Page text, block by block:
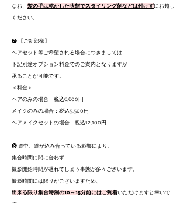
なお、 髪の毛は乾かした状態でスタイリング剤などは付けずにお越し
ください。
❷ 【ご新郎様】
ヘアセット等ご希望される場合につきましては
下記別途オプション料金でのご案内となりますが
承ることが可能です。
＜料金＞
ヘアのみの場合：税込6,600円
メイクのみの場合：税込5,500円
ヘアメイクセットの場合：税込12,100円
❸ 道中、道が込み合っている影響により、
集合時間に間に合わず
撮影開始時間が遅れてしまう事態が多々ございます。
撮影時間には限りがございますため、
出来る限り集合時刻の10～15分前にはご到着いただけますと幸いで